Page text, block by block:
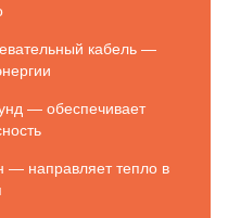
кабель —
— обеспечивает
— направляет тепло в